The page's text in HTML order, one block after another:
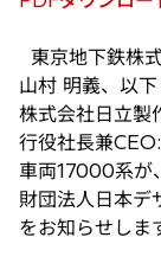
新
い
タ
ブ
で
開
く
東京地下鉄株
山村 明義、以
株式会社日立製
行役社長兼
車両17000系が
財団法人日本デ
をお知らせしま